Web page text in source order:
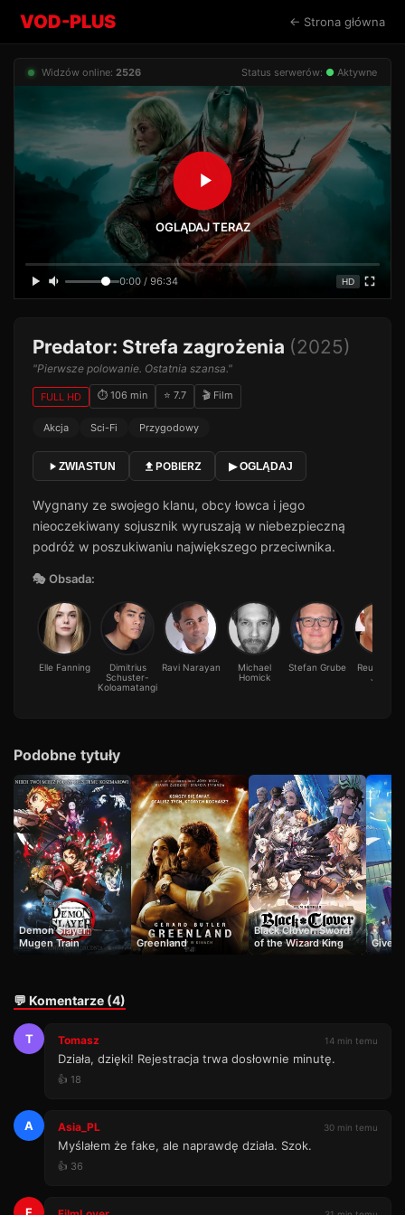
VOD-PLUS ← Strona główna
Widzów online: 2526 Status serwerów: ● Aktywne
OGLĄDAJ TERAZ
0:00 / 96:34 HD
Predator: Strefa zagrożenia (2025)
"Pierwsze polowanie. Ostatnia szansa."
FULL HD ⏱ 106 min ⭐ 7.7 🎬 Film
Akcja Sci-Fi Przygodowy
ZWIASTUN POBIERZ ▶ OGLĄDAJ
Wygnany ze swojego klanu, obcy łowca i jego
nieoczekiwany sojusznik wyruszają w niebezpieczną
podróż w poszukiwaniu największego przeciwnika.
🎭 Obsada:
Elle Fanning
Dimitrius
Schuster-
Koloamatangi
Ravi Narayan
Michael
Homick
Stefan Grube
Reuben De
Jong
Podobne tytuły
Demon Slayer:
Mugen Train
Greenland
Black Clover: Sword
of the Wizard King
Given
💬 Komentarze (4)
T Tomasz 14 min temu
Działa, dzięki! Rejestracja trwa dosłownie minutę.
👍 18
A Asia_PL 30 min temu
Myślałem że fake, ale naprawdę działa. Szok.
👍 36